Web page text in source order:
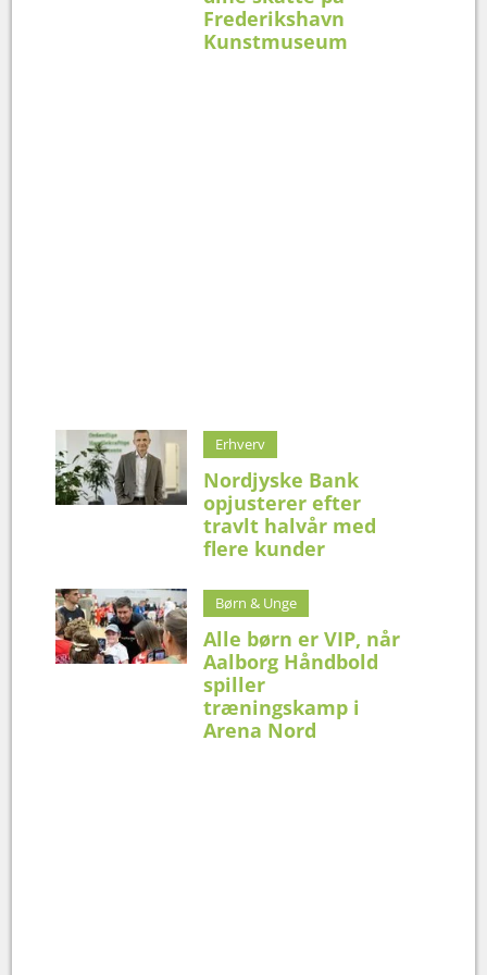
Frederikshavn
Kunstmuseum
Erhverv
Nordjyske Bank
opjusterer efter
travlt halvår med
flere kunder
Børn & Unge
Alle børn er VIP, når
Aalborg Håndbold
spiller
træningskamp i
Arena Nord